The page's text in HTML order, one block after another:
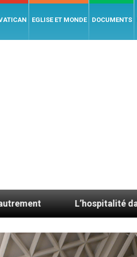
EGLISE ET MONDE DOCUMENTS
L’hospitalité dans la Bible